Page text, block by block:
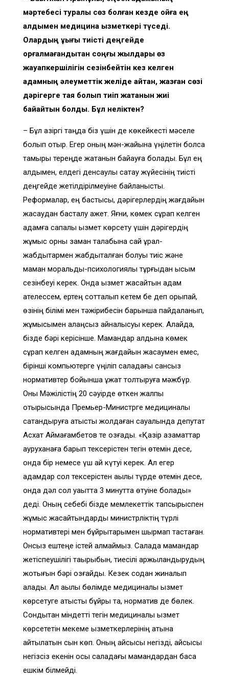
мәртебесі туралы сөз болған кезде ойға ең
алдымен медицина қызметкері түседі.
Олардың құқығы тиісті деңгейде
қорғалмағандықтан соңғы жылдары өз
жауапкершілігін сезінбейтін кез келген
адамның әлеуметтік желіде айтқан, жазған сөзі
дәрігерге таяқ болып тиіп жатқанын жиі
байқайтын болдық. Бұл неліктен?
– Бұл қазіргі таңда біз үшін де көкейкесті мәселе
болып отыр. Егер оның мән-жайына үңілетін болсақ
тамыры тереңде жатқанын байқауға болады. Бұл ең
алдымен, елдегі денсаулық сақтау жүйесінің тиісті
деңгейде жетілдірілмеуіне байланысты.
Реформалар, ең бастысы, дәрігерлердің жағдайын
жасаудан басталу қажет. Яғни, көмек сұрап келген
адамға сапалы қызмет көрсету үшін дәрігердің
жұмыс орны заман талабына сай құрал-
жабдықтармен жабдықталған болуы тиіс және
маман моральдық-психологиялық тұрғыдан қысым
сезінбеуі керек. Онда қызмет жасайтын адам
қателессем, ертең сотталып кетем бе деп қорықпай,
өзінің білімі мен тәжірибесін барынша пайдаланып,
жұмысымен алаңсыз айналысуы керек. Алайда,
бізде бәрі керісінше. Мамандар алдына көмек
сұрап келген адамның жағдайын жасаумен емес,
бірінші компьютерге үңіліп саладағы сансыз
нормативтер бойынша құжат толтыруға мәжбүр.
Оны Мәжілістің 20 сәуірде өткен жалпы
отырысында Премьер-Министрге медициналық
сақтандыруға қатысты жолдаған сауалында депутат
Асхат Аймағамбетов те қозғады. «Қазір азаматтар
ауруханаға барып тексерістен тегін өтемін десе,
онда бір немесе үш ай күтуі керек. Ал егер
адамдар сол тексерістен ақылы түрде өтемін десе,
онда дәл сол уақытта 3 минутта өтуіне болады»
деді. Оның себебі бізде мемлекеттік тапсырыспен
жұмыс жасайтындарды министрліктің түрлі
нормативтері мен бұйрықтарымен шырмап тастаған.
Онсыз ештеңе істей алмаймыз. Салада мамандар
жетіспеушілігі тақырыбын, тиесілі қаржыландырудың
жоқтығын бәрі қозғайды. Кезек содан жиналып
қалады. Ал ақылы бөлімде медициналық қызмет
көрсетуге қатысты бұйрық та, норматив де бөлек.
Сондықтан міндетті тегін медициналық қызмет
көрсететін мекеме қызметкерлерінің атына
айтылатын сын көп. Оның қайсысы негізді, қайсысы
негізсіз екенін осы саладағы мамандардан басқа
ешкім білмейді.